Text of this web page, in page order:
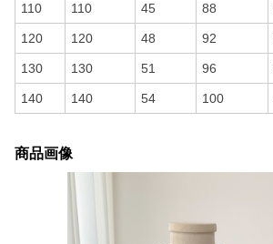
110 110 45 88
120 120 48 92
130 130 51 96
140 140 54 100
商品画像